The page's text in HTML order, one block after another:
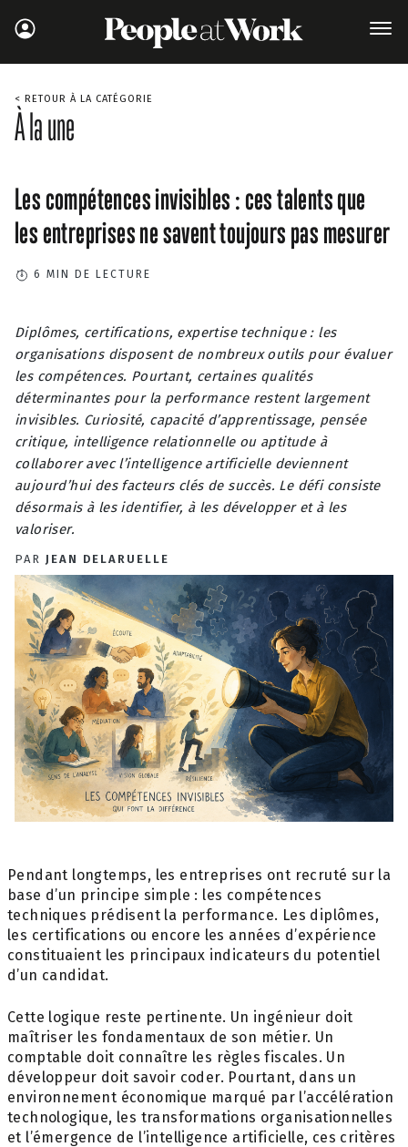
< RETOUR À LA CATÉGORIE
À la une
Les compétences invisibles : ces talents que
les entreprises ne savent toujours pas mesurer
6 MIN DE LECTURE
Diplômes, certifications, expertise technique : les
organisations disposent de nombreux outils pour évaluer
les compétences. Pourtant, certaines qualités
déterminantes pour la performance restent largement
invisibles. Curiosité, capacité d’apprentissage, pensée
critique, intelligence relationnelle ou aptitude à
collaborer avec l’intelligence artificielle deviennent
aujourd’hui des facteurs clés de succès. Le défi consiste
désormais à les identifier, à les développer et à les
valoriser.
PAR JEAN DELARUELLE
Pendant longtemps, les entreprises ont recruté sur la
base d’un principe simple : les compétences
techniques prédisent la performance. Les diplômes,
les certifications ou encore les années d’expérience
constituaient les principaux indicateurs du potentiel
d’un candidat.
Cette logique reste pertinente. Un ingénieur doit
maîtriser les fondamentaux de son métier. Un
comptable doit connaître les règles fiscales. Un
développeur doit savoir coder. Pourtant, dans un
environnement économique marqué par l’accélération
technologique, les transformations organisationnelles
et l’émergence de l’intelligence artificielle, ces critères